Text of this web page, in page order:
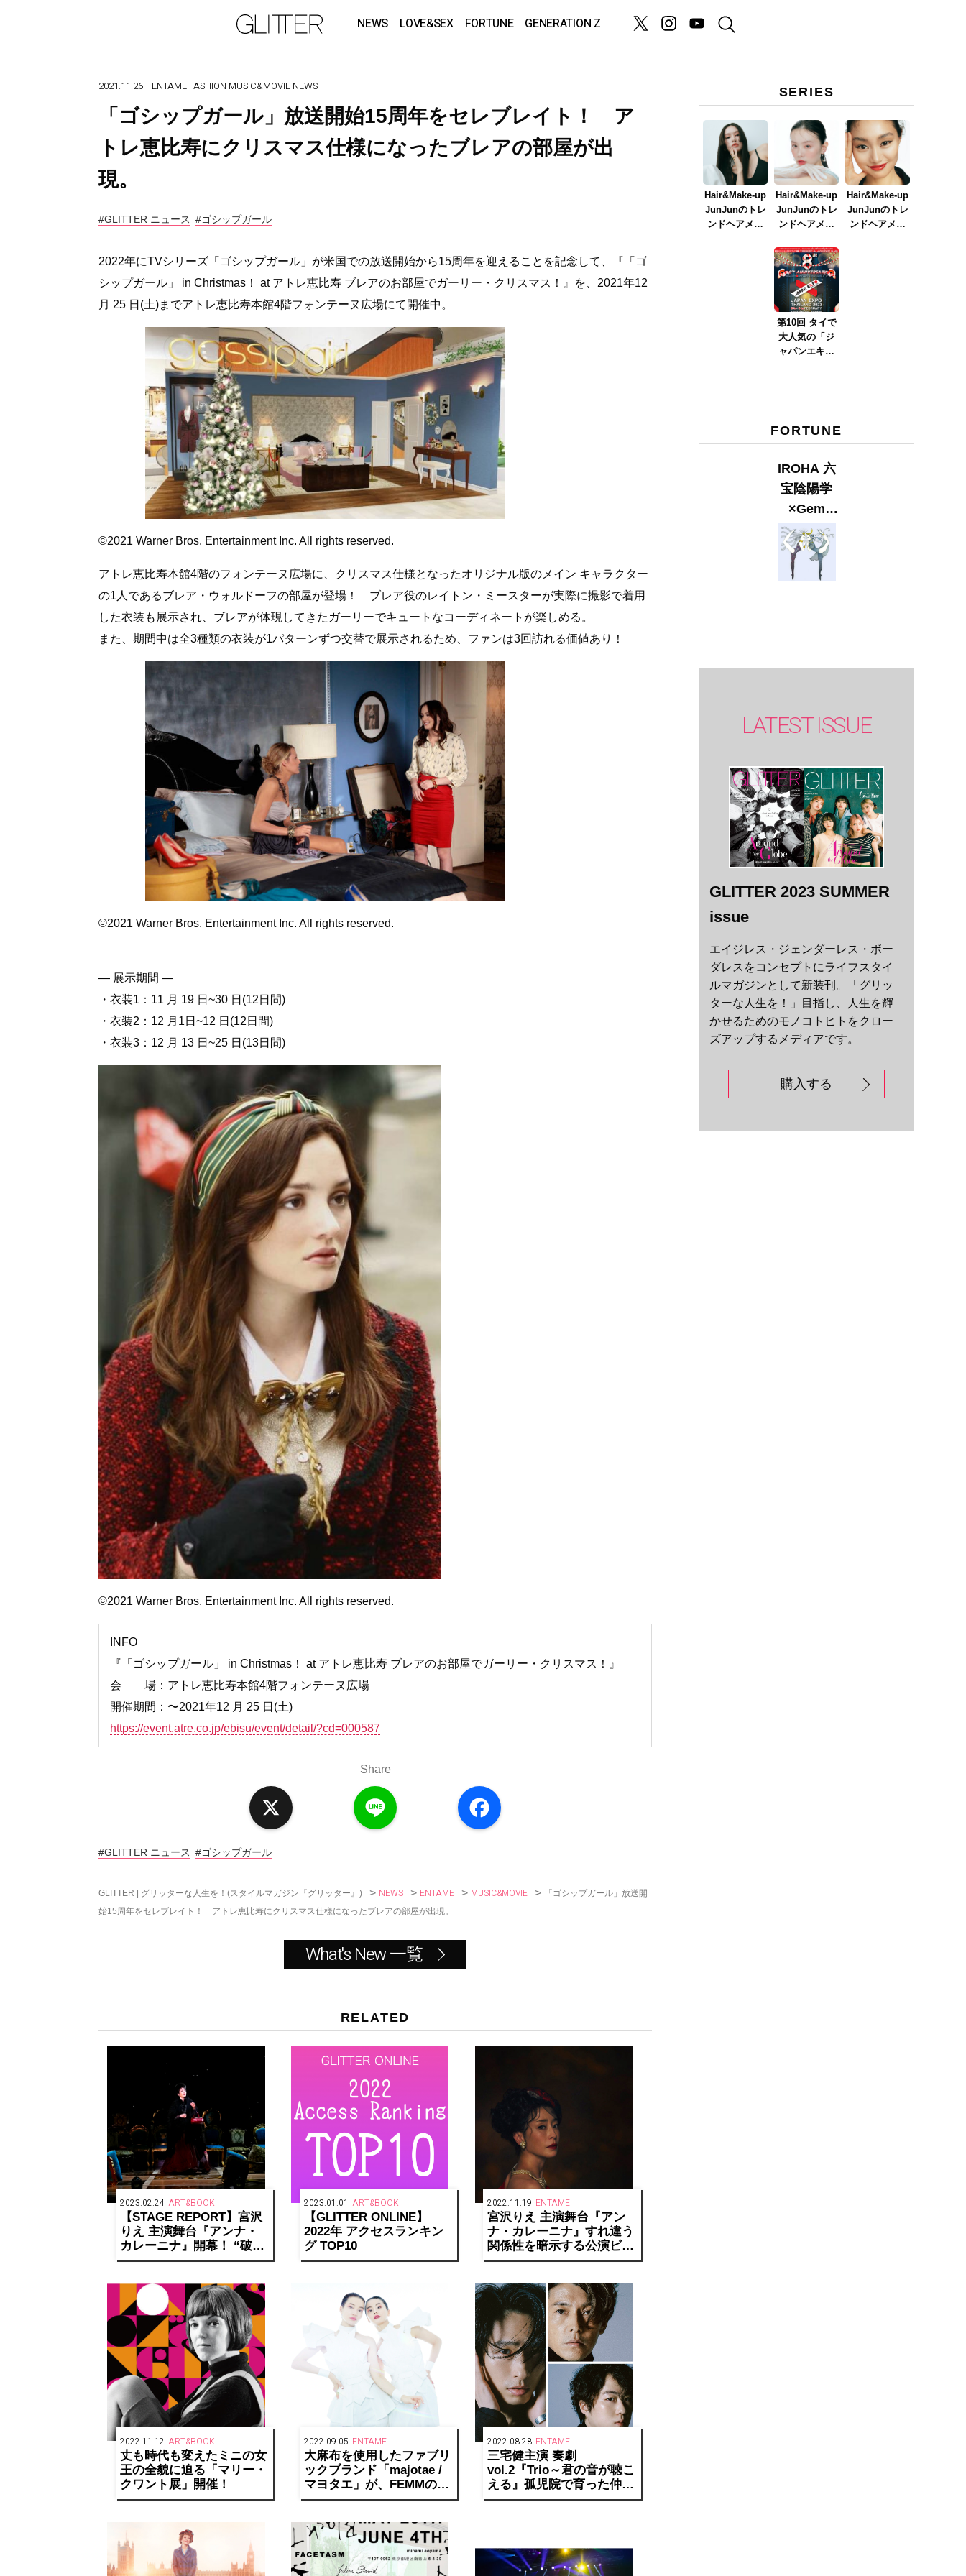
NEWS LOVE&SEX FORTUNE GENERATION Z
2021.11.26 ENTAME FASHION MUSIC&MOVIE NEWS
「ゴシップガール」放送開始15周年をセレブレイト！ ア
トレ恵比寿にクリスマス仕様になったブレアの部屋が出
現。
#GLITTER ニュース #ゴシップガール
2022年にTVシリーズ「ゴシップガール」が米国での放送開始から15周年を迎えることを記念して、『「ゴ
シップガール」 in Christmas！ at アトレ恵比寿 ブレアのお部屋でガーリー・クリスマス！』を、2021年12
月 25 日(土)までアトレ恵比寿本館4階フォンテーヌ広場にて開催中。
©2021 Warner Bros. Entertainment Inc. All rights reserved.
アトレ恵比寿本館4階のフォンテーヌ広場に、クリスマス仕様となったオリジナル版のメイン キャラクター
の1人であるブレア・ウォルドーフの部屋が登場！ ブレア役のレイトン・ミースターが実際に撮影で着用
した衣装も展示され、ブレアが体現してきたガーリーでキュートなコーディネートが楽しめる。
また、期間中は全3種類の衣装が1パターンずつ交替で展示されるため、ファンは3回訪れる価値あり！
©2021 Warner Bros. Entertainment Inc. All rights reserved.
― 展示期間 ―
・衣装1：11 月 19 日~30 日(12日間)
・衣装2：12 月1日~12 日(12日間)
・衣装3：12 月 13 日~25 日(13日間)
©2021 Warner Bros. Entertainment Inc. All rights reserved.
INFO
『「ゴシップガール」 in Christmas！ at アトレ恵比寿 ブレアのお部屋でガーリー・クリスマス！』
会 場：アトレ恵比寿本館4階フォンテーヌ広場
開催期間：〜2021年12 月 25 日(土)
https://event.atre.co.jp/ebisu/event/detail/?cd=000587
Share
#GLITTER ニュース #ゴシップガール
GLITTER | グリッターな人生を！(スタイルマガジン『グリッター』) > NEWS > ENTAME > MUSIC&MOVIE >
「ゴシップガール」放送開
始15周年をセレブレイト！ アトレ恵比寿にクリスマス仕様になったブレアの部屋が出現。
What's New 一覧
RELATED
2023.02.24 ART&BOOK
【STAGE REPORT】宮沢
りえ 主演舞台『アンナ・
カレーニナ』開幕！ “破
滅“と“希望”、それぞれの
を繊細に描く！
2023.01.01 ART&BOOK
【GLITTER ONLINE】
2022年 アクセスランキン
グ TOP10
2022.11.19 ENTAME
宮沢りえ 主演舞台『アン
ナ・カレーニナ』すれ違う
関係性を暗示する公演ビジ
ュアル解禁！
2022.11.12 ART&BOOK
丈も時代も変えたミニの女
王の全貌に迫る「マリー・
クワント展」開催！
2022.09.05 ENTAME
大麻布を使用したファブリ
ックブランド「majotae /
マヨタエ」が、FEMMの衣
装とコラボレーション
2022.08.28 ENTAME
三宅健主演 奏劇
vol.2『Trio～君の音が聴こ
える』孤児院で育った仲間
役に大鶴佐助、藤木直人
SERIES
Hair&Make-up
JunJunのトレ
ンドヘアメイ
Hair&Make-up
JunJunのトレ
ンドヘアメイ
イク
ver.2023』
Hair&Make-up
JunJunのトレ
ンドヘアメイ
第10回 タイで
大人気の「ジ
ャパンエキス
FORTUNE
IROHA 六
宝陰陽学
×Gem
Muse
【GLITTER
2023
LATEST ISSUE
GLITTER 2023 SUMMER
issue
エイジレス・ジェンダーレス・ボー
ダレスをコンセプトにライフスタイ
ルマガジンとして新装刊。「グリッ
ターな人生を！」目指し、人生を輝
かせるためのモノコトヒトをクロー
ズアップするメディアです。
購入する